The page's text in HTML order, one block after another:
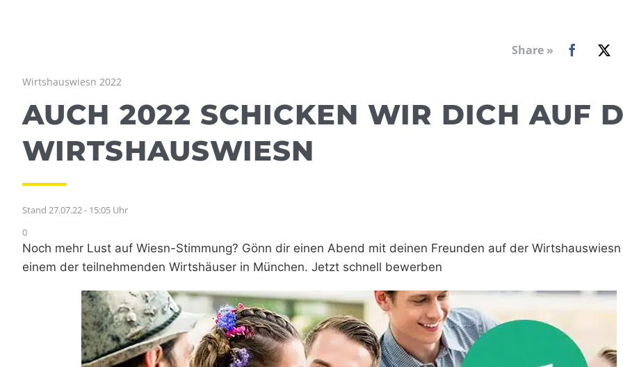
Share »
Wirtshauswiesn 2022
AUCH 2022 SCHICKEN WIR DICH AUF
WIRTSHAUSWIESN
Stand 27.07.22 - 15:05 Uhr
0
Noch mehr Lust auf Wiesn-Stimmung? Gönn dir einen Abend mit deinen Freunden auf der
einem der teilnehmenden Wirtshäuser in München. Jetzt schnell bewerben